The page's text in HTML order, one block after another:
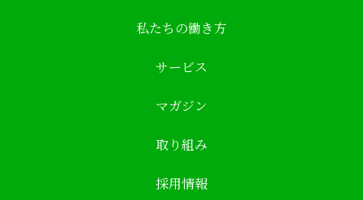
私たちの働き方
サービス
マガジン
取り組み
採用情報